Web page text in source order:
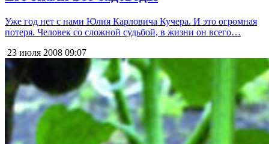
Уже год нет с нами Юлия Карловича Кучера. И это огромная
потеря. Человек со сложной судьбой, в жизни он всего…
23 июля 2008 09:07